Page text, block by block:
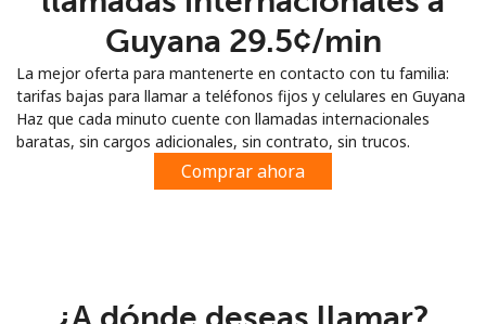
Regístrate con
Guyana ⁦29.5¢⁩/min
La mejor oferta para mantenerte en contacto con tu familia:
tarifas bajas para llamar a teléfonos fijos y celulares en Guyana
Haz que cada minuto cuente con llamadas internacionales
baratas, sin cargos adicionales, sin contrato, sin trucos.
Comprar ahora